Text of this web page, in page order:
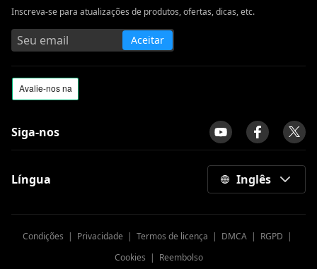
Inscreva-se para atualizações de produtos, ofertas, dicas, etc.
Aceitar
Siga-nos
Língua Inglês
Condições | Privacidade | Termos de licença | DMCA | RGPD |
Cookies | Reembolso